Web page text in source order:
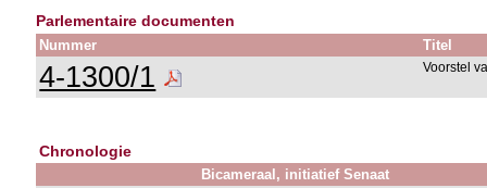
Parlementaire documenten
Nummer Titel
4-1300/1 Voorstel
Chronologie
Bicameraal, initiatief Senaat